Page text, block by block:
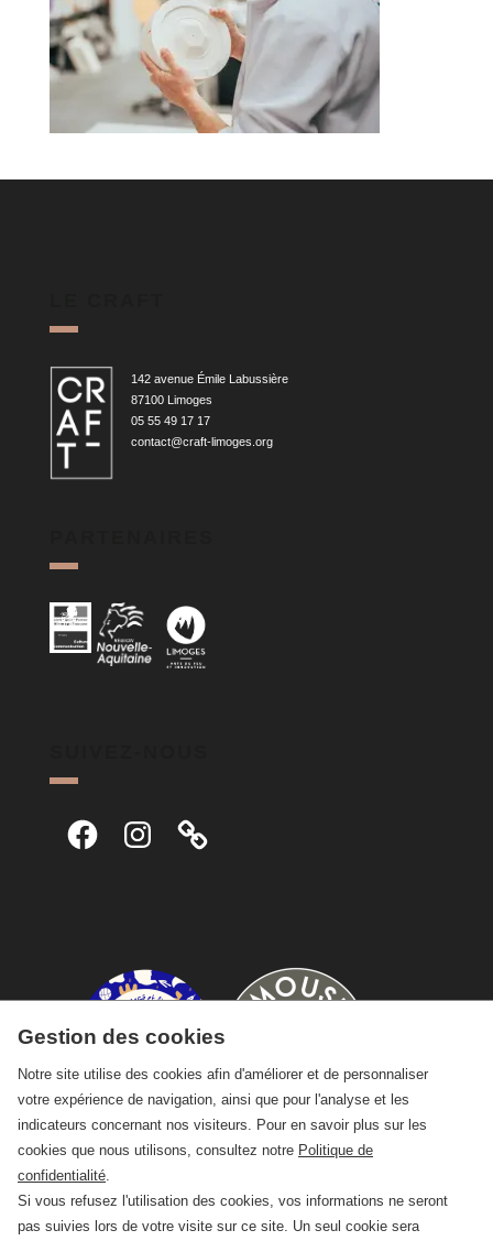
142 avenue Émile Labussière
87100 Limoges
05 55 49 17 17
contact@craft-limoges.org
FacebookInstagram
Gestion des cookies
Notre site utilise des cookies afin d'améliorer et de personnaliser
votre expérience de navigation, ainsi que pour l'analyse et les
indicateurs concernant nos visiteurs. Pour en savoir plus sur les
cookies que nous utilisons, consultez notre Politique de
confidentialité
Si vous refusez l'utilisation des cookies, vos informations ne seront
pas suivies lors de votre visite sur ce site. Un seul cookie sera